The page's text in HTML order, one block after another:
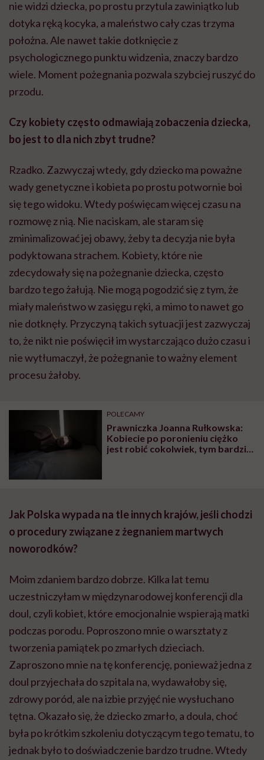
nie widzi dziecka, po prostu przytula zawiniątko lub
dotyka ręką kocyka, a maleństwo cały czas trzyma
położna. Ale nawet takie dotknięcie z
psychologicznego punktu widzenia, znaczy bardzo
wiele. Moment pożegnania pozwala szybciej ruszyć do
przodu.
Czy kobiety często odmawiają zobaczenia dziecka,
bo jest to dla nich zbyt trudne?
Rzadko. Zazwyczaj wtedy, gdy dziecko ma poważne
wady genetyczne i kobieta po prostu potwornie boi
się tego widoku. Wtedy poświęcam więcej czasu na
rozmowę z nią. Nie naciskam, ale staram się
zminimalizować jej obawy, żeby ta decyzja nie była
podyktowana strachem. Kobiety, które nie
zdecydowały się na pożegnanie dziecka, często
bardzo tego żałują. Nie mogą pogodzić się z tym, że
miały maleństwo w zasięgu ręki, a mimo to nawet go
nie dotknęły. Przyczyną takich sytuacji jest zazwyczaj
to, że nikt nie poświęcił im wystarczająco dużo czasu i
nie wytłumaczył, że pożegnanie to ważny element
procesu żałoby.
POLECAMY
Prawniczka Joanna Rułkowska:
Kobiecie po poronieniu ciężko
jest robić cokolwiek, tym bardziej
Jak Polska wypada na tle innych krajów, jeśli chodzi
o procedury związane z żegnaniem martwych
noworodków?
Moim zdaniem bardzo dobrze. Kilka lat temu
uczestniczyłam w międzynarodowej konferencji dla
doul, czyli kobiet, które emocjonalnie wspierają matki
podczas porodu. Poproszono mnie o warsztaty z
tworzenia pamiątek po zmarłych dzieciach.
Zaproszono mnie na tę konferencję, ponieważ jedna z
doul przyjechała do szpitala na, wydawałoby się,
zdrowy poród, ale na izbie przyjęć nie wysłuchano
tętna. Okazało się, że dziecko zmarło, a doula, choć
była po krótkim szkoleniu dotyczącym tego tematu, to
jednak było to doświadczenie bardzo trudne. Wtedy